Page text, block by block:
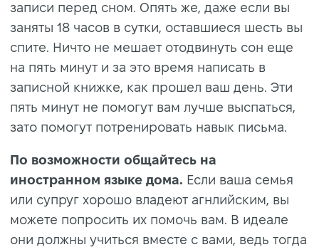
записи перед сном. Опять же, даже если вы
заняты 18 часов в сутки, оставшиеся шесть вы
спите. Ничто не мешает отодвинуть сон еще
на пять минут и за это время написать в
записной книжке, как прошел ваш день. Эти
пять минут не помогут вам лучше выспаться,
зато помогут потренировать навык письма.
По возможности общайтесь на
иностранном языке дома. Если ваша семья
или супруг хорошо владеют агнлийским, вы
можете попросить их помочь вам. В идеале
они должны учиться вместе с вами, ведь тогда